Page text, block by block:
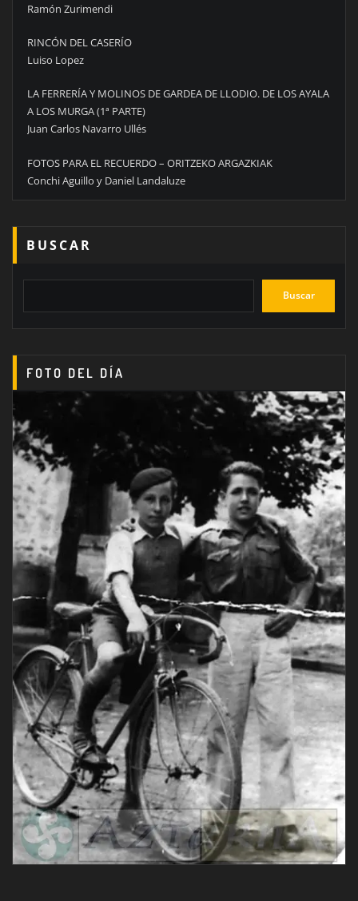
Ramón Zurimendi
RINCÓN DEL CASERÍO
Luiso Lopez
LA FERRERÍA Y MOLINOS DE GARDEA DE LLODIO. DE LOS AYALA
A LOS MURGA (1ª PARTE)
Juan Carlos Navarro Ullés
FOTOS PARA EL RECUERDO – ORITZEKO ARGAZKIAK
Conchi Aguillo y Daniel Landaluze
BUSCAR
Buscar
FOTO DEL DÍA